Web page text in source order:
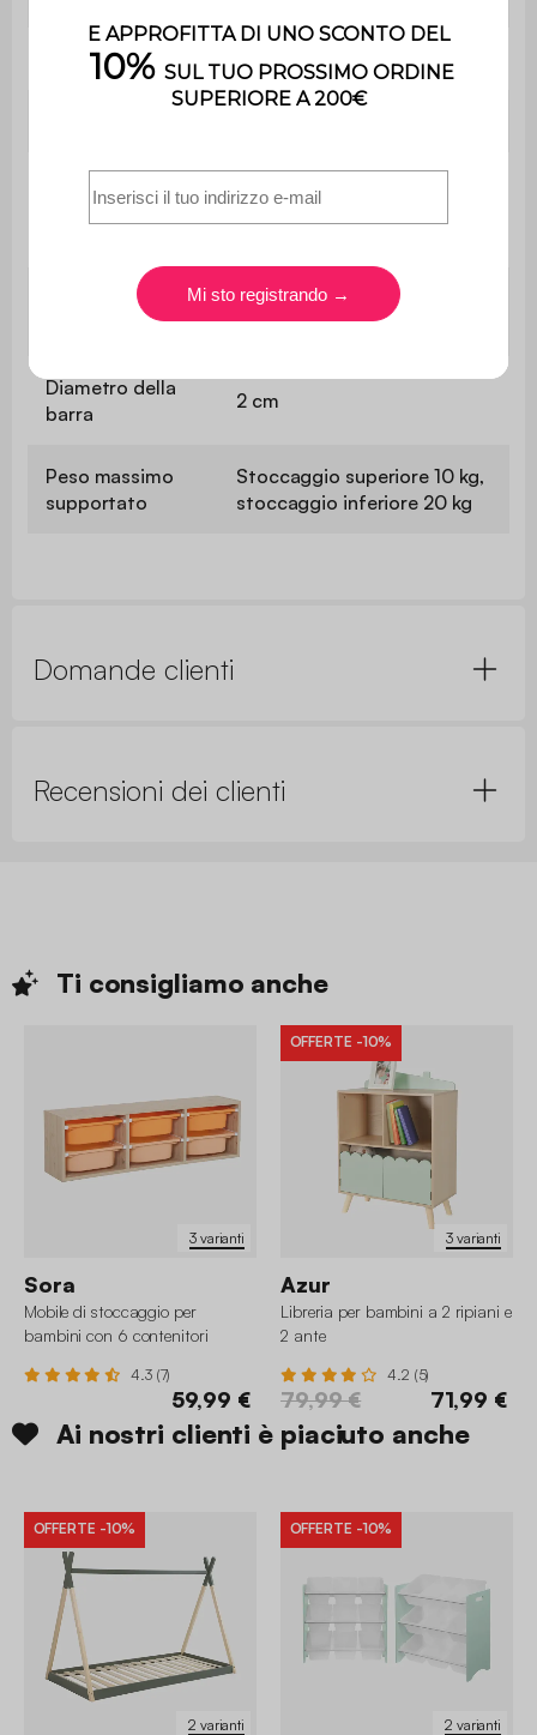
Antiribaltamento Sì
interne ripiano
L 29 x P 42 x H 37 cm
Dimensioni del
ripiano superiore
L 59 x P 24 x H 18,5 cm
Diametro della
barra
2 cm
Peso massimo
supportato
Stoccaggio superiore 10 kg,
stoccaggio inferiore 20 kg
Domande clienti
Recensioni dei clienti
Ti consigliamo anche
3 varianti
Sora
Mobile di stoccaggio per
bambini con 6 contenitori
4.3 (7)
59,99 €
3 varianti
OFFERTE -10%
Azur
Libreria per bambini a 2 ripiani e
2 ante
4.2 (5)
79,99 € 71,99 €
Ai nostri clienti è piaciuto anche
2 varianti
OFFERTE -10%
2 varianti
OFFERTE -10%